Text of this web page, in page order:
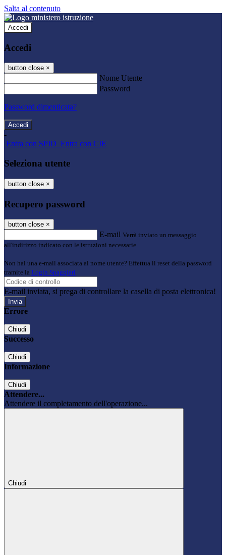
Salta al contenuto
Accedi
Accedi
button close ×
Nome Utente
Password
Password dimenticata?
-
Entra con SPID Entra con CIE
Seleziona utente
button close ×
Recupero password
button close ×
E-mail Verrà inviato un messaggio
all'indirizzo indicato con le istruzioni necessarie.
Non hai una e-mail associata al nome utente? Effettua il reset della password
tramite la Login Spaggiari
E-mail inviata, si prega di controllare la casella di posta elettronica!
Errore
Chiudi
Successo
Chiudi
Informazione
Chiudi
Attendere...
Attendere il completamento dell'operazione...
Chiudi